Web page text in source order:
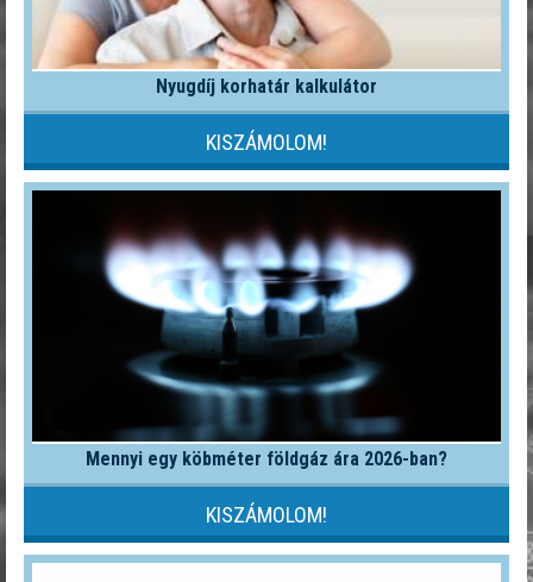
Nyugdíj korhatár kalkulátor
KISZÁMOLOM!
Mennyi egy köbméter földgáz ára 2026-ban?
KISZÁMOLOM!